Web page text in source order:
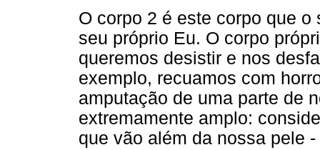
O corpo 2 é este corpo que
seu próprio Eu. O corpo
queremos desistir e nos
exemplo, recuamos com
amputação de uma parte de
extremamente amplo:
que vão além da nossa pele